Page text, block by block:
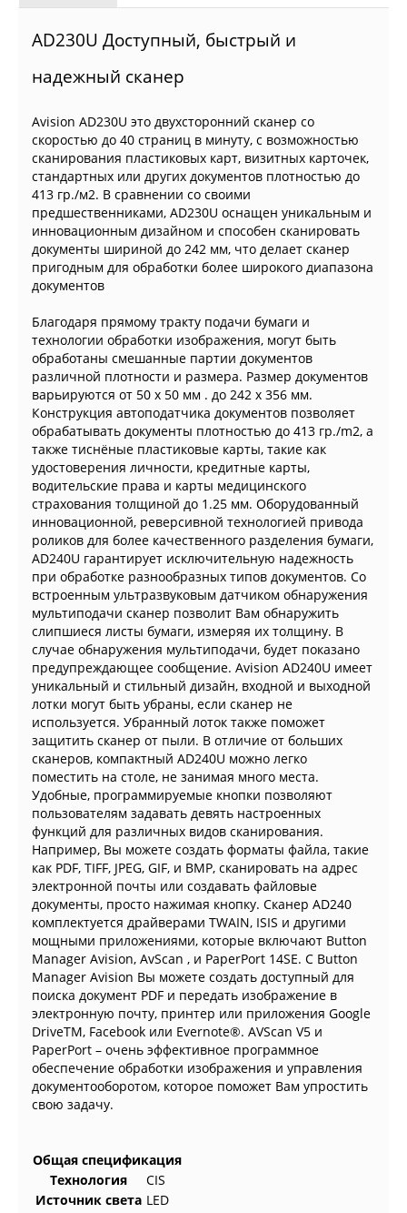
AD230U Доступный, быстрый и
надежный сканер
Avision AD230U это двухсторонний сканер со
скоростью до 40 страниц в минуту, с возможностью
сканирования пластиковых карт, визитных карточек,
стандартных или других документов плотностью до
413 гр./м2. В сравнении со своими
предшественниками, AD230U оснащен уникальным и
инновационным дизайном и способен сканировать
документы шириной до 242 мм, что делает сканер
пригодным для обработки более широкого диапазона
документов
Благодаря прямому тракту подачи бумаги и
технологии обработки изображения, могут быть
обработаны смешанные партии документов
различной плотности и размера. Размер документов
варьируются от 50 x 50 мм . до 242 x 356 мм.
Конструкция автоподатчика документов позволяет
обрабатывать документы плотностью до 413 гр./m2, а
также тиснёные пластиковые карты, такие как
удостоверения личности, кредитные карты,
водительские права и карты медицинского
страхования толщиной до 1.25 мм. Оборудованный
инновационной, реверсивной технологией привода
роликов для более качественного разделения бумаги,
AD240U гарантирует исключительную надежность
при обработке разнообразных типов документов. Со
встроенным ультразвуковым датчиком обнаружения
мультиподачи сканер позволит Вам обнаружить
слипшиеся листы бумаги, измеряя их толщину. В
случае обнаружения мультиподачи, будет показано
предупреждающее сообщение. Avision AD240U имеет
уникальный и стильный дизайн, входной и выходной
лотки могут быть убраны, если сканер не
используется. Убранный лоток также поможет
защитить сканер от пыли. В отличие от больших
сканеров, компактный AD240U можно легко
поместить на столе, не занимая много места.
Удобные, программируемые кнопки позволяют
пользователям задавать девять настроенных
функций для различных видов сканирования.
Например, Вы можете создать форматы файла, такие
как PDF, TIFF, JPEG, GIF, и BMP, сканировать на адрес
электронной почты или создавать файловые
документы, просто нажимая кнопку. Сканер AD240
комплектуется драйверами TWAIN, ISIS и другими
мощными приложениями, которые включают Button
Manager Avision, AvScan , и PaperPort 14SE. С Button
Manager Avision Вы можете создать доступный для
поиска документ PDF и передать изображение в
электронную почту, принтер или приложения Google
DriveTM, Facebook или Evernote®. AVScan V5 и
PaperPort – очень эффективное программное
обеспечение обработки изображения и управления
документооборотом, которое поможет Вам упростить
свою задачу.
Общая спецификация
Технология
CIS
Источник света LED